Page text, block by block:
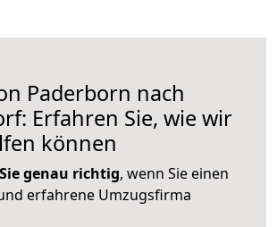
Paderborn nach
Erfahren Sie, wie wir
können
genau richtig, wenn Sie einen
erfahrene Umzugsfirma